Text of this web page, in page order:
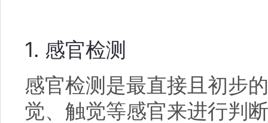
1. 感官检测
感官检测是最直接且初步
觉、触觉等感官来进行判